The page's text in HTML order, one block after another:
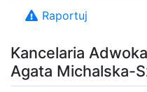
Kancelaria
Agata Michalska-
Raportuj